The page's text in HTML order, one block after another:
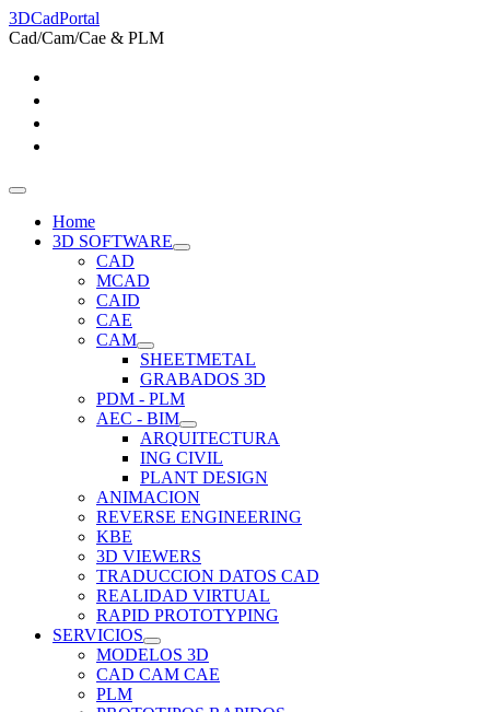
3DCadPortal
Cad/Cam/Cae & PLM
Home
3D SOFTWARE
CAD
MCAD
CAID
CAE
CAM
SHEETMETAL
GRABADOS 3D
PDM - PLM
AEC - BIM
ARQUITECTURA
ING CIVIL
PLANT DESIGN
ANIMACION
REVERSE ENGINEERING
KBE
3D VIEWERS
TRADUCCION DATOS CAD
REALIDAD VIRTUAL
RAPID PROTOTYPING
SERVICIOS
MODELOS 3D
CAD CAM CAE
PLM